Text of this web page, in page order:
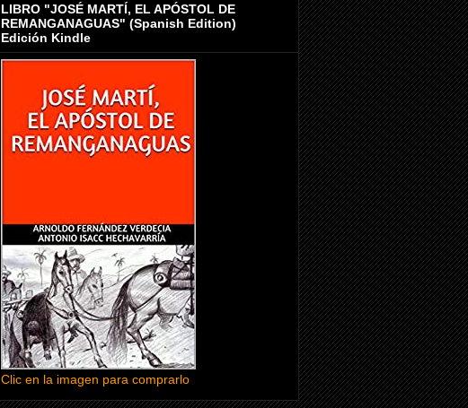
LIBRO "JOSÉ MARTÍ, EL APÓSTOL DE
REMANGANAGUAS" (Spanish Edition)
Edición Kindle
Clic en la imagen para comprarlo